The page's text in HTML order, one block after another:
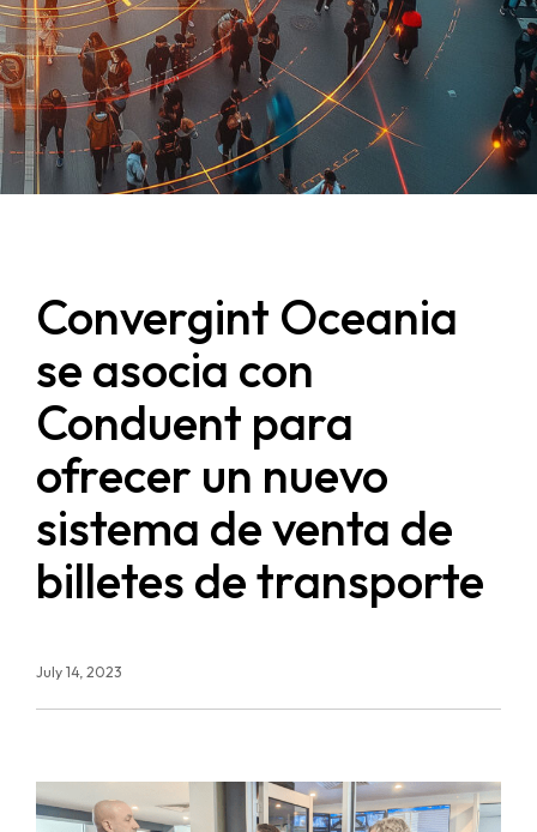
Convergint Oceania
se asocia con
Conduent para
ofrecer un nuevo
sistema de venta de
billetes de transporte
July 14, 2023